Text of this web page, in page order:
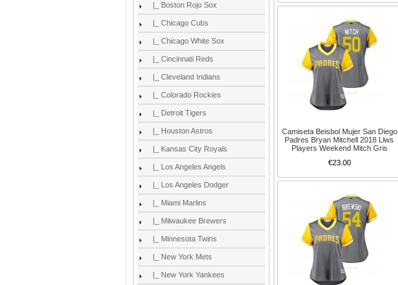
|_ Boston Rojo Sox
|_ Chicago Cubs
|_ Chicago White Sox
|_ Cincinnati Reds
|_ Cleveland Indians
|_ Colorado Rockies
|_ Detroit Tigers
|_ Houston Astros
|_ Kansas City Royals
|_ Los Angeles Angels
|_ Los Angeles Dodger
|_ Miami Marlins
|_ Milwaukee Brewers
|_ Minnesota Twins
|_ New York Mets
|_ New York Yankees
Camiseta Beisbol Mujer San Diego
Padres Bryan Mitchell 2018 Llws
Players Weekend Mitch Gris
€23.00